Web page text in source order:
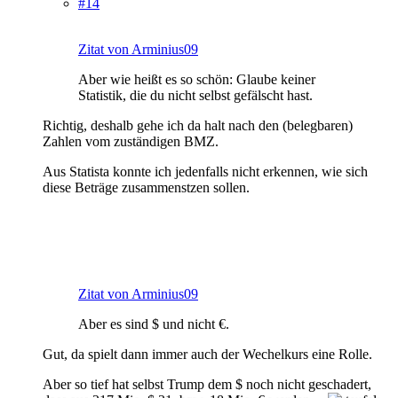
Zitat von Arminius09
Aber wie heißt es so schön: Glaube keiner
Statistik, die du nicht selbst gefälscht hast.
Richtig, deshalb gehe ich da halt nach den (belegbaren)
Zahlen vom zuständigen BMZ.
Aus Statista konnte ich jedenfalls nicht erkennen, wie sich
diese Beträge zusammenstzen sollen.
Zitat von Arminius09
Aber es sind $ und nicht €.
Gut, da spielt dann immer auch der Wechelkurs eine Rolle.
Aber so tief hat selbst Trump dem $ noch nicht geschadert,